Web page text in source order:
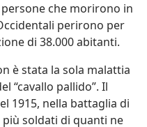
che morirono in
perirono per
di 38.000 abitanti.
è stata la sola malattia
“cavallo pallido”. Il
1915, nella battaglia di
più soldati di quanti ne